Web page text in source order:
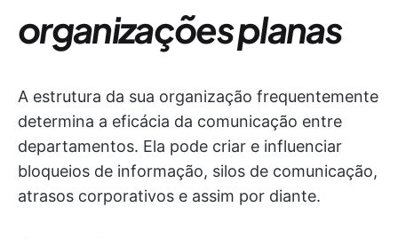
organizações planas
A estrutura da sua organização frequentemente
determina a eficácia da comunicação entre
departamentos. Ela pode criar e influenciar
bloqueios de informação, silos de comunicação,
atrasos corporativos e assim por diante.